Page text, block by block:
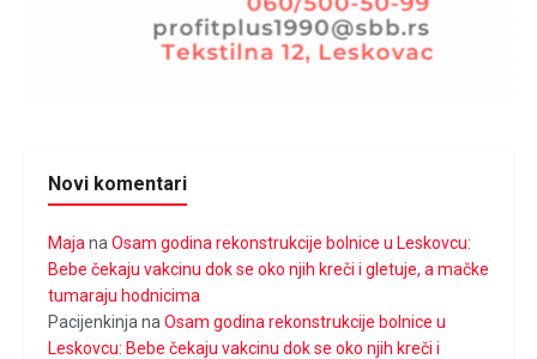
Novi komentari
Maja na Osam godina rekonstrukcije bolnice u Leskovcu:
Bebe čekaju vakcinu dok se oko njih kreči i gletuje, a mačke
tumaraju hodnicima
Pacijenkinja na Osam godina rekonstrukcije bolnice u
Leskovcu: Bebe čekaju vakcinu dok se oko njih kreči i